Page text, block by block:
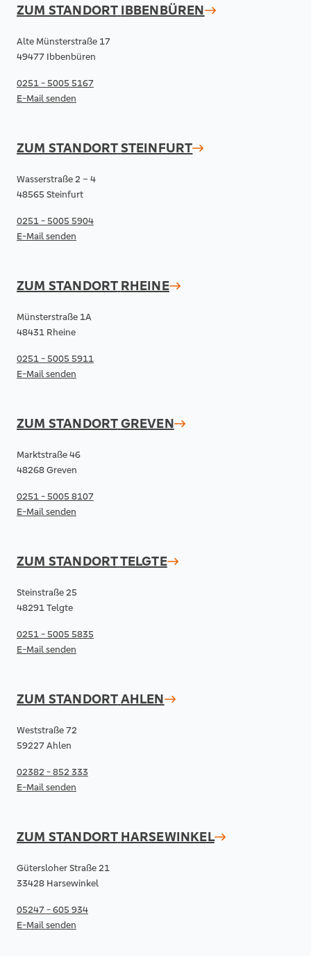
ZUM STANDORT IBBENBÜREN
Alte Münsterstraße 17
49477 Ibbenbüren
0251 - 5005 5167
E-Mail senden
ZUM STANDORTSTEINFURT
Wasserstraße 2 – 4
48565 Steinfurt
0251 - 5005 5904
E-Mail senden
ZUM STANDORT RHEINE
Münsterstraße 1A
48431 Rheine
0251 - 5005 5911
E-Mail senden
ZUM STANDORTGREVEN
Marktstraße 46
48268 Greven
0251 - 5005 8107
E-Mail senden
ZUM STANDORTTELGTE
Steinstraße 25
48291 Telgte
0251 - 5005 5835
E-Mail senden
ZUM STANDORTAHLEN
Weststraße 72
59227 Ahlen
02382 - 852 333
E-Mail senden
ZUM STANDORT HARSEWINKEL
Gütersloher Straße 21
33428 Harsewinkel
05247 - 605 934
E-Mail senden